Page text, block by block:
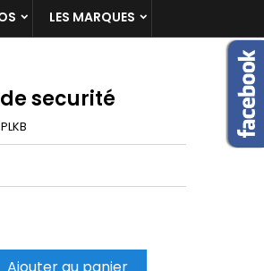
LES MARQUES
securité
PLKB